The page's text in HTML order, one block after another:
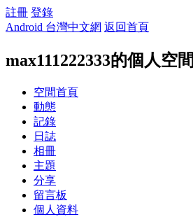
註冊 登錄
Android 台灣中文網 返回首頁
max111222333的個人空間
空間首頁
動態
記錄
日誌
相冊
主題
分享
留言板
個人資料